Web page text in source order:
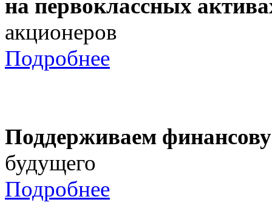
на первоклассных
акционеров
Подробнее
Поддерживаем
будущего
Подробнее